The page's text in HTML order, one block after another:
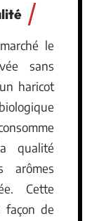
le
sans
haricot
qualité
arômes
Cette
façon de